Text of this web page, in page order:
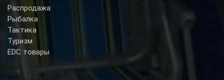
Распродажа
Рыбалка
Тактика
Туризм
EDC товары